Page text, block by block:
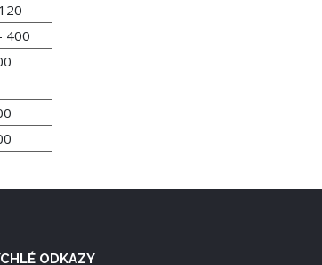
400
ODKAZY